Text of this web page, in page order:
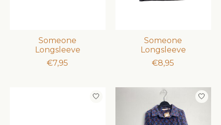
Someone
Longsleeve
€7,95
Someone
Longsleeve
€8,95